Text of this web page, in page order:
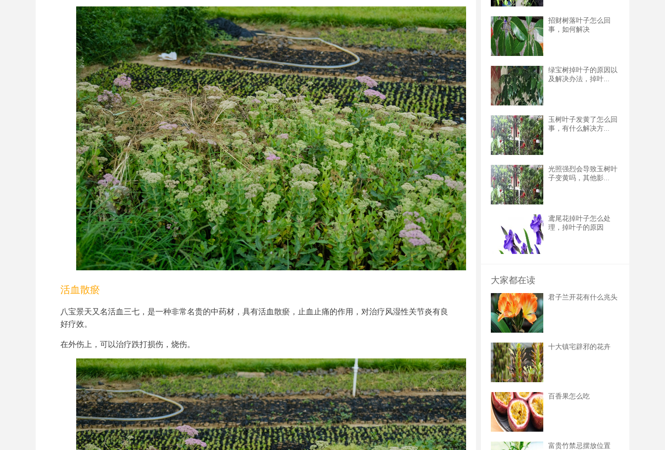
活血散瘀
八宝景天又名活血三七，是一种非常名贵的中药材，具有活血散瘀，止血止痛的作用，对治疗风湿性关节炎有良
好疗效。
在外伤上，可以治疗跌打损伤，烧伤。
招财树落叶子怎么回
事，如何解决
绿宝树掉叶子的原因以
及解决办法，掉叶...
玉树叶子发黄了怎么回
事，有什么解决方...
光照强烈会导致玉树叶
子变黄吗，其他影...
鸢尾花掉叶子怎么处
理，掉叶子的原因
大家都在读
君子兰开花有什么兆头
十大镇宅辟邪的花卉
百香果怎么吃
富贵竹禁忌摆放位置